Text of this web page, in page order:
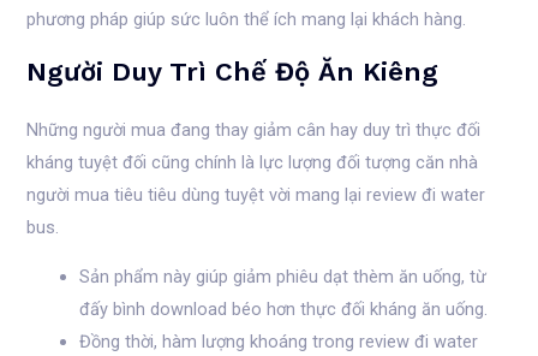
phương pháp giúp sức luôn thể ích mang lại khách hàng.
Người Duy Trì Chế Độ Ăn Kiêng
Những người mua đang thay giảm cân hay duy trì thực đối
kháng tuyệt đối cũng chính là lực lượng đối tượng căn nhà
người mua tiêu tiêu dùng tuyệt vời mang lại review đi water
bus.
Sản phẩm này giúp giảm phiêu dạt thèm ăn uống, từ
đấy bình download béo hơn thực đối kháng ăn uống.
Đồng thời, hàm lượng khoáng trong review đi water